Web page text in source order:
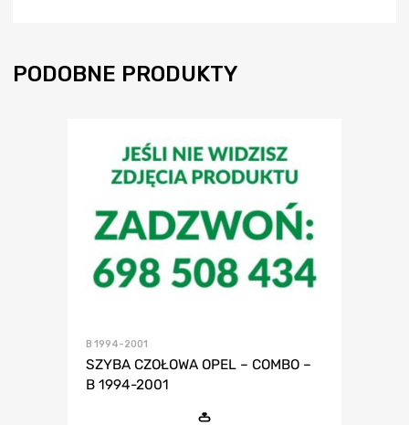
PODOBNE PRODUKTY
B 1994-2001
SZYBA CZOŁOWA OPEL – COMBO –
B 1994-2001